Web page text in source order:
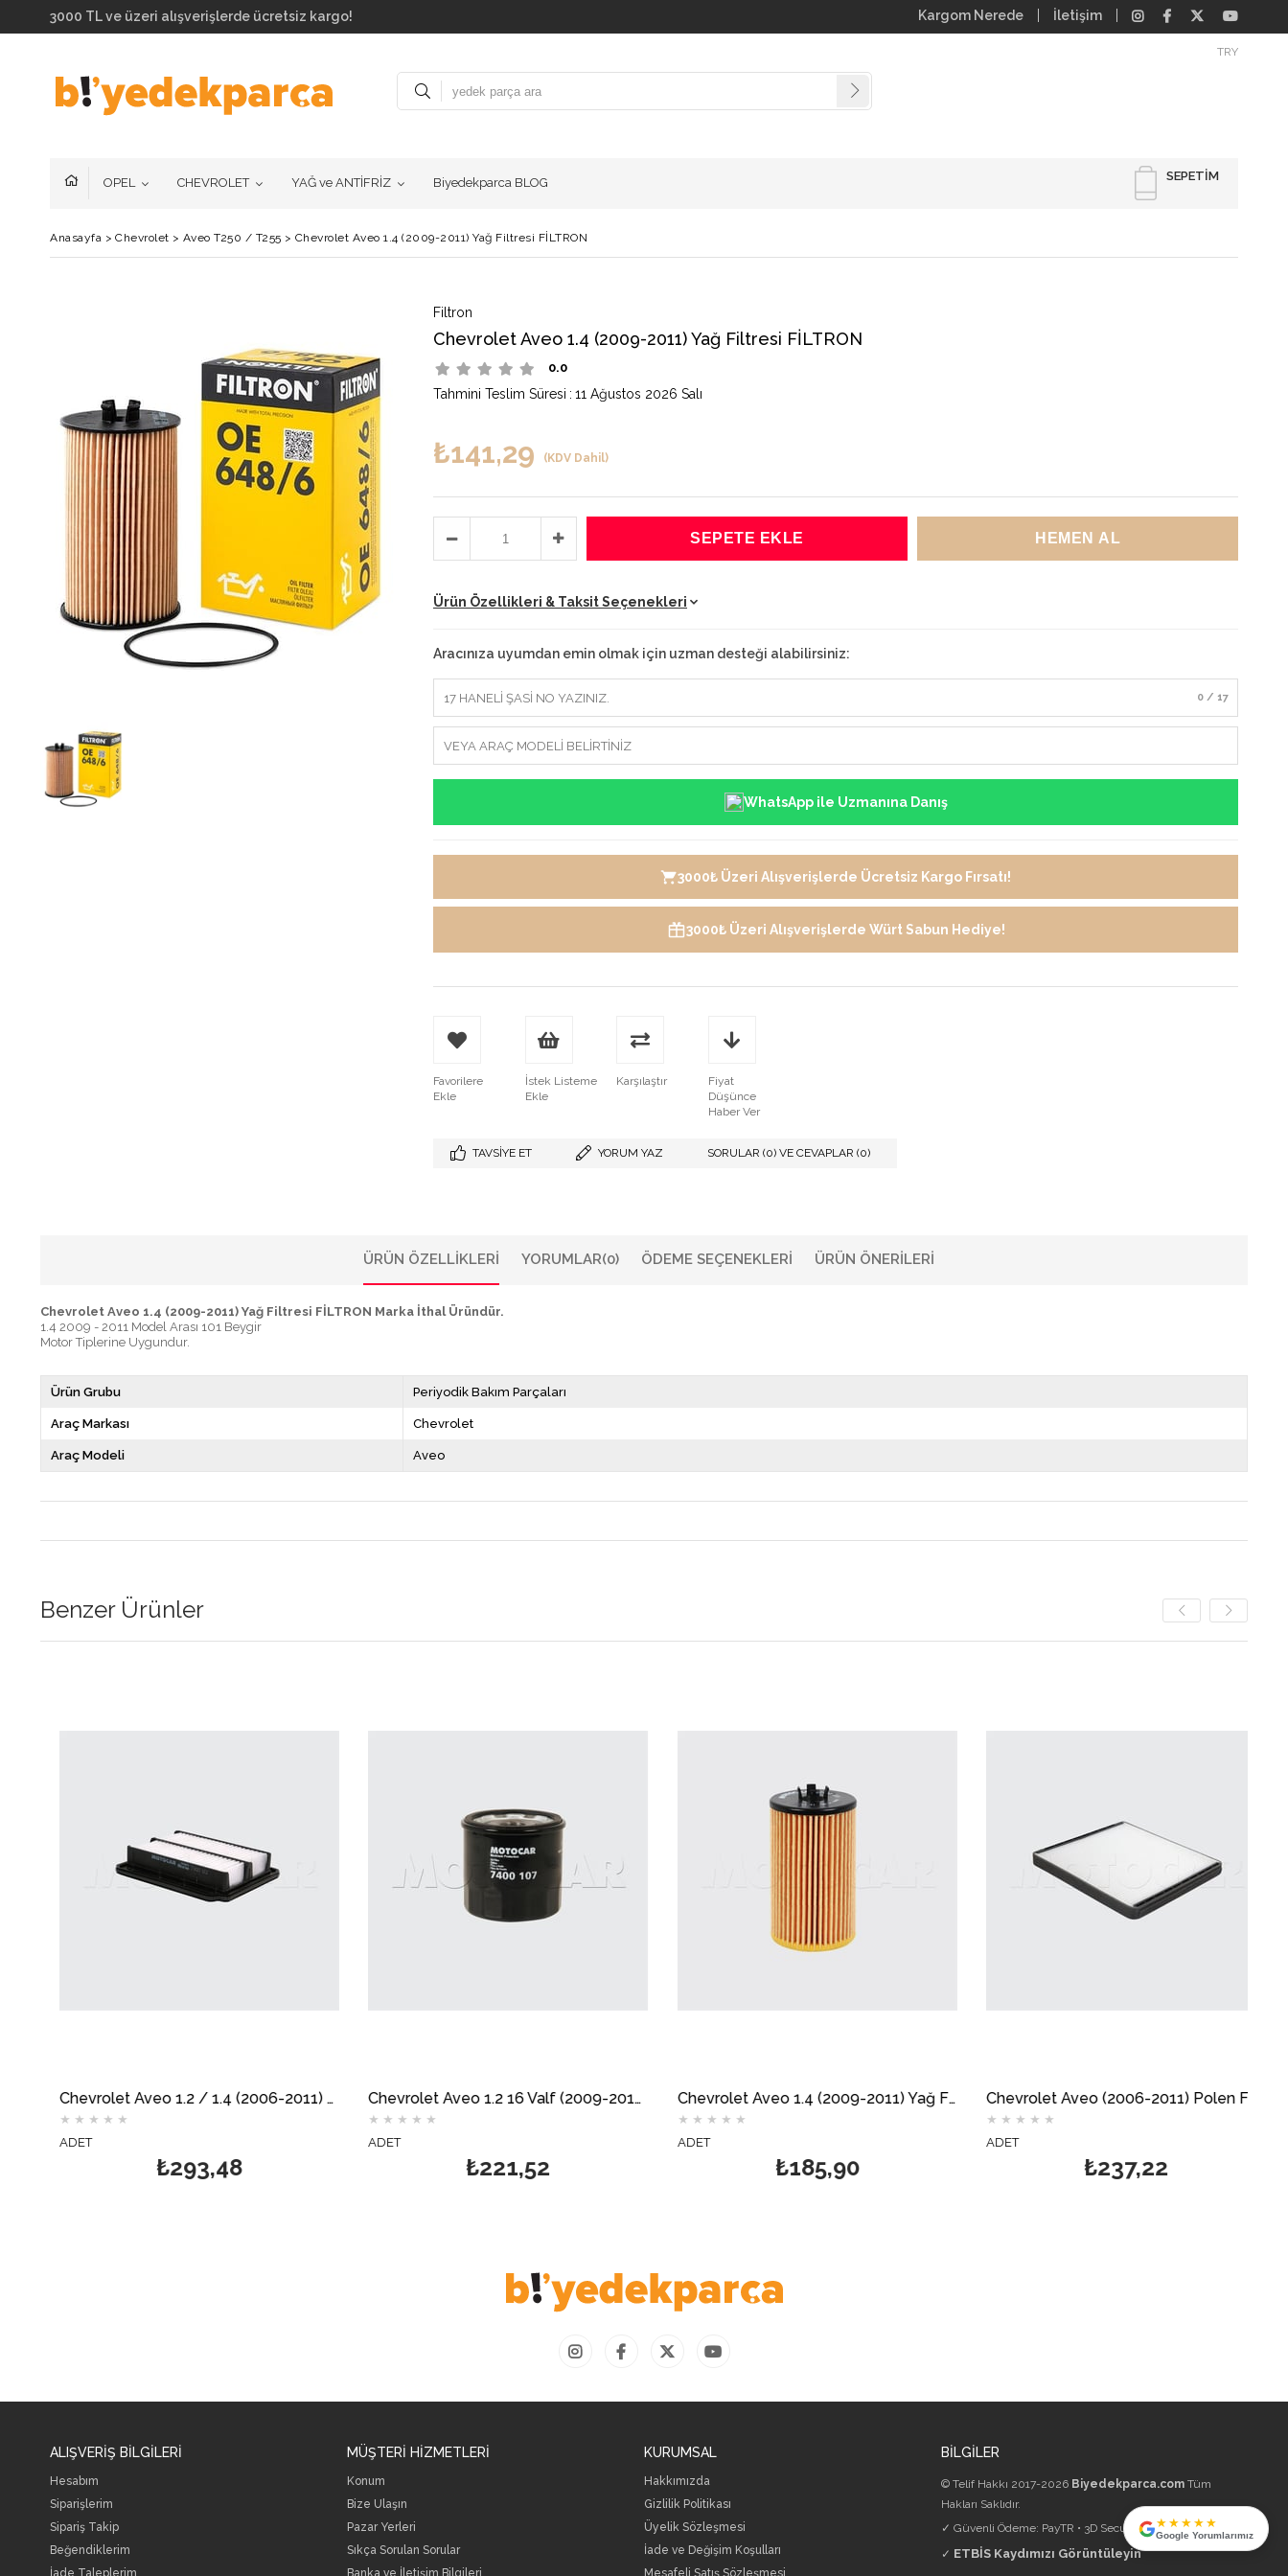
3000 TL ve üzeri alışverişlerde ücretsiz kargo! Kargom Nerede İletişim
TRY
SEPETIM
OPEL CHEVROLET YAĞ ve ANTİFRİZ Biyedekparca BLOG
Anasayfa > Chevrolet > Aveo T250 / T255 > Chevrolet Aveo 1.4 (2009-2011) Yağ Filtresi FİLTRON
Filtron
Chevrolet Aveo 1.4 (2009-2011) Yağ Filtresi FİLTRON
0.0
Tahmini Teslim Süresi : 11 Ağustos 2026 Salı
₺141,29 (KDV Dahil)
Ürün Özellikleri & Taksit Seçenekleri
Aracınıza uyumdan emin olmak için uzman desteği alabilirsiniz:
0 / 17
WhatsApp ile Uzmanına Danış
3000₺ Üzeri Alışverişlerde Ücretsiz Kargo Fırsatı!
3000₺ Üzeri Alışverişlerde Würt Sabun Hediye!
Favorilere
Ekle
İstek Listeme
Ekle
Karşılaştır
Fiyat
Düşünce
Haber Ver
TAVSIYE ET YORUM YAZ SORULAR (0) VE CEVAPLAR (0)
ÜRÜN ÖZELLIKLERI YORUMLAR(0) ÖDEME SEÇENEKLERI ÜRÜN ÖNERILERI
Chevrolet Aveo 1.4 (2009-2011) Yağ Filtresi FİLTRON Marka İthal Üründür.
1.4 2009 - 2011 Model Arası 101 Beygir
Motor Tiplerine Uygundur.
Ürün Grubu Periyodik Bakım Parçaları
Araç Markası Chevrolet
Araç Modeli Aveo
Benzer Ürünler
Chevrolet Aveo 1.2 / 1.4 (2006-2011) Hava Filtresi MOTOCAR
★ ★ ★ ★
ADET
₺293,48
Chevrolet Aveo 1.2 16 Valf (2009-2011) Yağ Filtresi MOTOCAR
★ ★ ★ ★
ADET
₺221,52
Chevrolet Aveo 1.4 (2009-2011) Yağ Filtresi MOTOCAR
★ ★ ★ ★
ADET
₺185,90
Chevrolet Aveo (2006-2011) Polen Filtresi MOTOCAR
★ ★ ★ ★
ADET
₺237,22
ALIŞVERİŞ BİLGİLERİ
Hesabım
Siparişlerim
Sipariş Takip
Beğendiklerim
İade Taleplerim
MÜŞTERİ HİZMETLERİ
Konum
Bize Ulaşın
Pazar Yerleri
Sıkça Sorulan Sorular
Banka ve İletişim Bilgileri
KURUMSAL
Hakkımızda
Gizlilik Politikası
Üyelik Sözleşmesi
İade ve Değişim Koşulları
Mesafeli Satış Sözleşmesi
BİLGİLER
© Telif Hakkı 2017-2026 Biyedekparca.com Tüm
Hakları Saklıdır.
✓ Güvenli Ödeme: PayTR • 3D Secure • 256-bit SSL
✓ ETBİS Kaydımızı Görüntüleyin
★★★★★
Google Yorumlarımız